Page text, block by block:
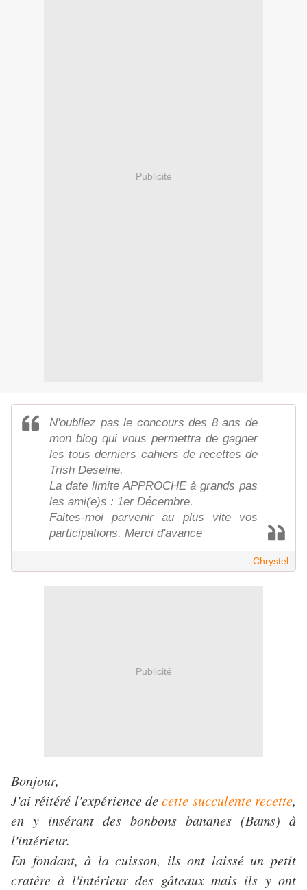
Publicité
N'oubliez pas le concours des 8 ans de
mon blog qui vous permettra de gagner
les tous derniers cahiers de recettes de
Trish Deseine.
La date limite APPROCHE à grands pas
les ami(e)s : 1er Décembre.
Faites-moi parvenir au plus vite vos
participations. Merci d'avance
Chrystel
Publicité
Bonjour,
J'ai réitéré l'expérience decette succulente recette,
en y insérant des bonbons bananes (Bams) à
l'intérieur.
En fondant, à la cuisson, ils ont laissé un petit
cratère à l'intérieur des gâteaux mais ils y ont